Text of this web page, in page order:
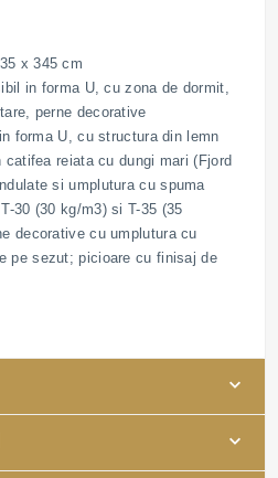
x 345 cm
in forma U, cu zona de dormit,
perne decorative
forma U, cu structura din lemn
reiata cu dungi mari (Fjord
si umplutura cu spuma
30 (30 kg/m3) si T-35 (35
decorative cu umplutura cu
pe sezut; picioare cu finisaj de